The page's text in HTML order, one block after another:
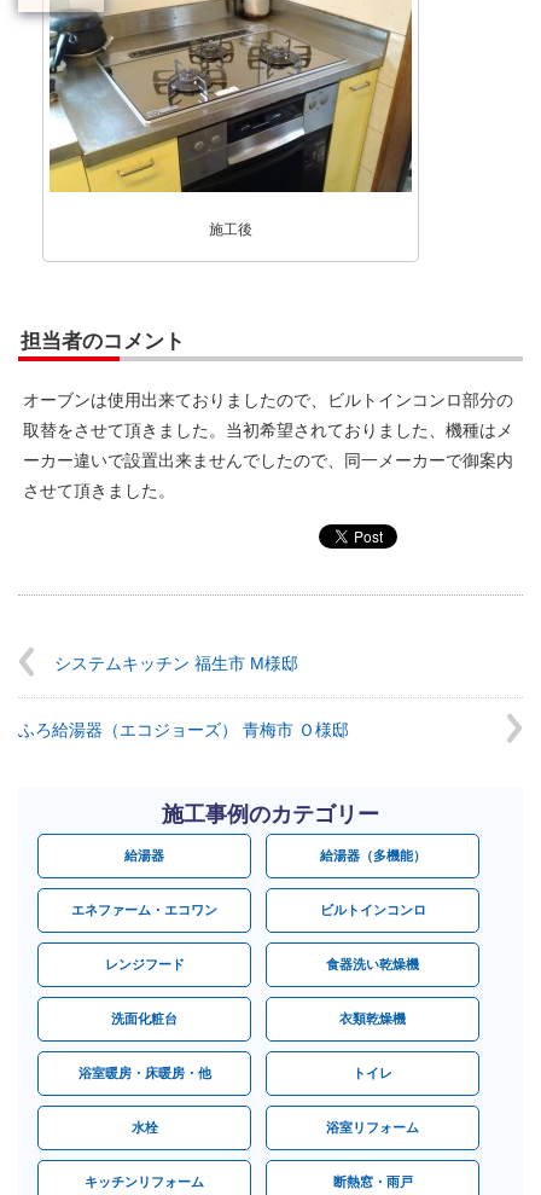
施工後
担当者のコメント
オーブンは使用出来ておりましたので、ビルトインコンロ部分の
取替をさせて頂きました。当初希望されておりました、機種はメ
ーカー違いで設置出来ませんでしたので、同一メーカーで御案内
させて頂きました。
システムキッチン 福生市 M様邸
ふろ給湯器（エコジョーズ） 青梅市 Ｏ様邸
施工事例のカテゴリー
給湯器 給湯器（多機能）
エネファーム・エコワン ビルトインコンロ
レンジフード 食器洗い乾燥機
洗面化粧台 衣類乾燥機
浴室暖房・床暖房・他 トイレ
水栓 浴室リフォーム
キッチンリフォーム 断熱窓・雨戸